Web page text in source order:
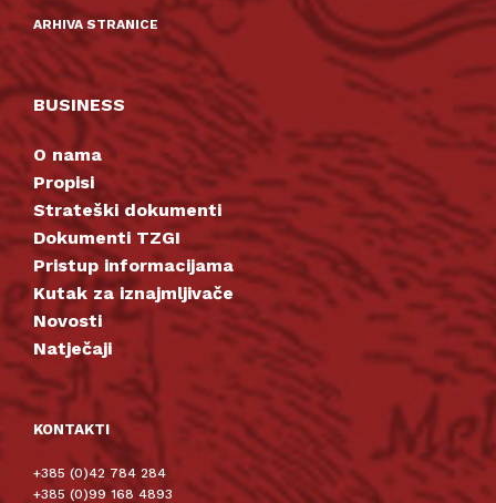
ARHIVA STRANICE
BUSINESS
O nama
Propisi
Strateški dokumenti
Dokumenti TZGI
Pristup informacijama
Kutak za iznajmljivače
Novosti
Natječaji
KONTAKTI
+385 (0)42 784 284
+385 (0)99 168 4893